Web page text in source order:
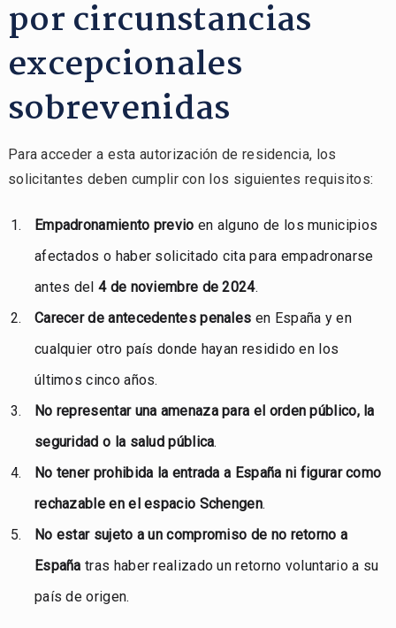
por circunstancias
excepcionales
sobrevenidas
Para acceder a esta autorización de residencia, los
solicitantes deben cumplir con los siguientes requisitos:
Empadronamiento previo en alguno de los municipios
afectados o haber solicitado cita para empadronarse
antes del 4 de noviembre de 2024.
Carecer de antecedentes penales en España y en
cualquier otro país donde hayan residido en los
últimos cinco años.
No representar una amenaza para el orden público, la
seguridad o la salud pública.
No tener prohibida la entrada a España ni figurar como
rechazable en el espacio Schengen.
No estar sujeto a un compromiso de no retorno a
España tras haber realizado un retorno voluntario a su
país de origen.